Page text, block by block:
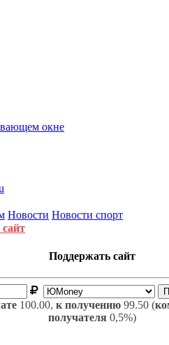
окне
Новости Новости спорт
Поддержать сайт
100.00, к получению 99.50 (
получателя 0,5%)